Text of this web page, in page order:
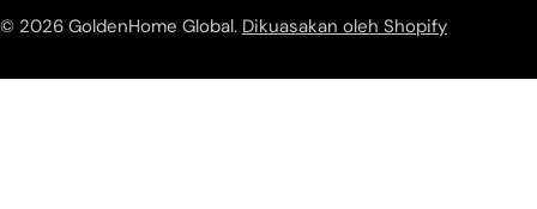
© 2026 GoldenHome Global. Dikuasakan oleh Shopify